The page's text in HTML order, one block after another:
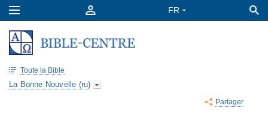
Toute la Bible
La Bonne Nouvelle (ru)
Partager